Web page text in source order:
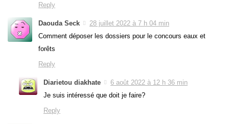
Reply
Daouda Seck
28 juillet 2022 à 7 h 04 min
Comment déposer les dossiers pour le concours eaux et
forêts
Reply
Diarietou diakhate
6 août 2022 à 12 h 36 min
Je suis intéressé que doit je faire?
Reply